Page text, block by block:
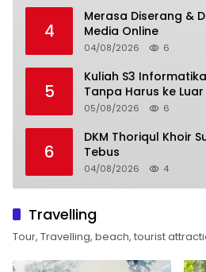
4
Merasa Diserang &
Media Online
04/08/2026 6
5
Kuliah S3
Tanpa Harus ke
05/08/2026 6
6
DKM Thoriqul Khoir
Tebus
04/08/2026 4
Travelling
Tour, Travelling, beach, tourist